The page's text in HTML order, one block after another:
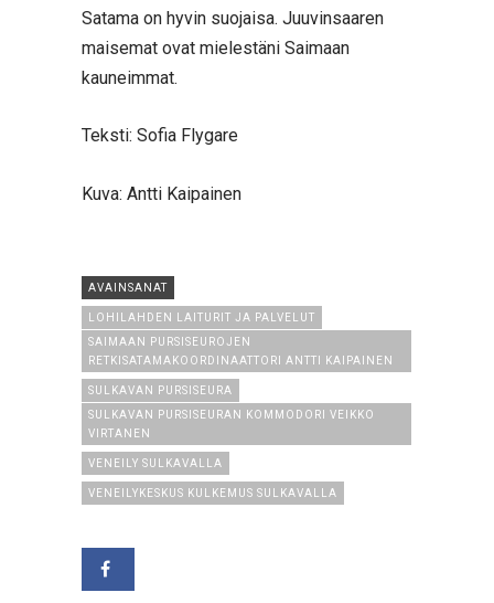
Satama on hyvin suojaisa. Juuvinsaaren
maisemat ovat mielestäni Saimaan
kauneimmat.
Teksti: Sofia Flygare
Kuva: Antti Kaipainen
AVAINSANAT
LOHILAHDEN LAITURIT JA PALVELUT
SAIMAAN PURSISEUROJEN
RETKISATAMAKOORDINAATTORI ANTTI KAIPAINEN
SULKAVAN PURSISEURA
SULKAVAN PURSISEURAN KOMMODORI VEIKKO
VIRTANEN
VENEILY SULKAVALLA
VENEILYKESKUS KULKEMUS SULKAVALLA